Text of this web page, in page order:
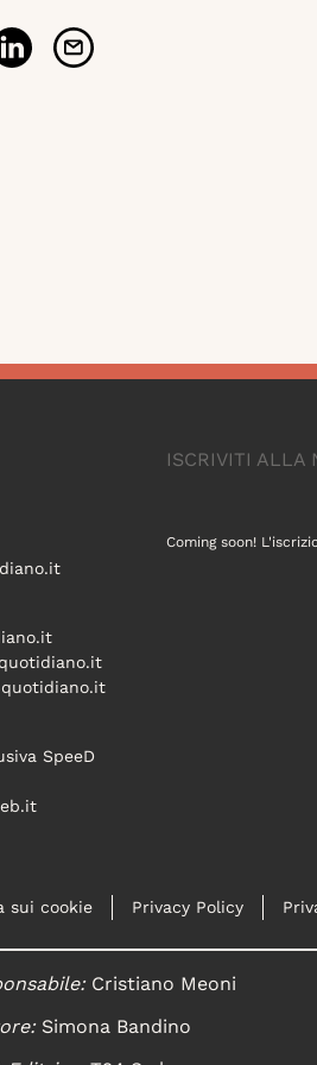
SpeeD
ISCRIVITI ALLA
Coming soon!
sui cookie Privacy Policy
Cristiano Meoni
Simona Bandino